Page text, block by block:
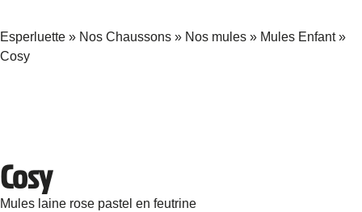
Esperluette » Nos Chaussons » Nos mules » Mules Enfant»
Cosy
Cosy
Mules laine rose pastel en feutrine